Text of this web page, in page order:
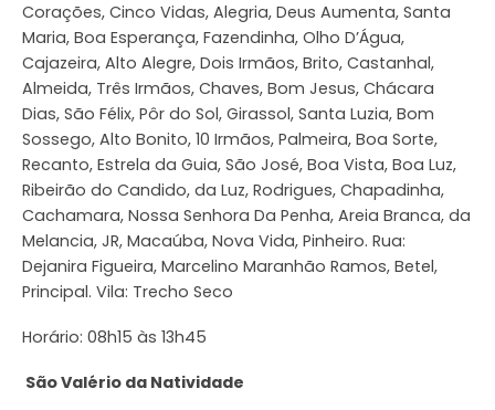
Corações, Cinco Vidas, Alegria, Deus Aumenta, Santa
Maria, Boa Esperança, Fazendinha, Olho D’Água,
Cajazeira, Alto Alegre, Dois Irmãos, Brito, Castanhal,
Almeida, Três Irmãos, Chaves, Bom Jesus, Chácara
Dias, São Félix, Pôr do Sol, Girassol, Santa Luzia, Bom
Sossego, Alto Bonito, 10 Irmãos, Palmeira, Boa Sorte,
Recanto, Estrela da Guia, São José, Boa Vista, Boa Luz,
Ribeirão do Candido, da Luz, Rodrigues, Chapadinha,
Cachamara, Nossa Senhora Da Penha, Areia Branca, da
Melancia, JR, Macaúba, Nova Vida, Pinheiro. Rua:
Dejanira Figueira, Marcelino Maranhão Ramos, Betel,
Principal. Vila: Trecho Seco
Horário: 08h15 às 13h45
São Valério da Natividade